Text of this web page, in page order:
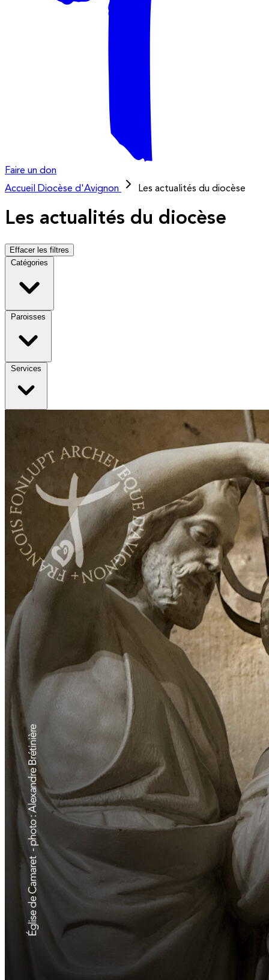
Faire un don
Accueil
Diocèse d'Avignon Les actualités du diocèse
Les actualités du diocèse
Effacer les filtres
Catégories
Paroisses
Services